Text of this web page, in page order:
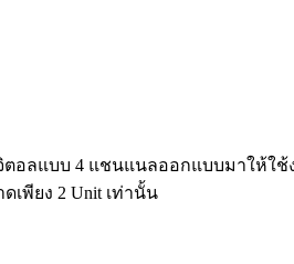
ตอลแบบ 4 แชนแนลออกแบบมาให้ใช้
เพียง 2 Unit เท่านั้น